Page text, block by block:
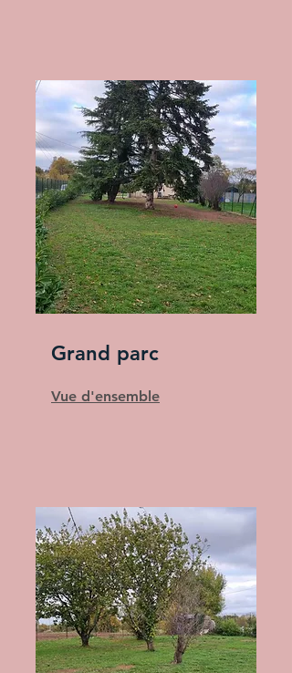
Grand parc
Vue d'ensemble